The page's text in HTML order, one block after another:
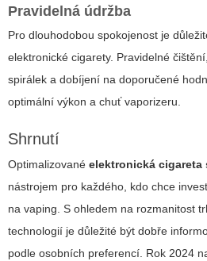
Pravidelná údržba
Pro dlouhodobou spokojenost je
elektronické cigarety. Pravidelné
spirálek a dobíjení na doporučené
optimální výkon a chuť vaporizeru.
Shrnutí
Optimalizované elektronická cigareta
nástrojem pro každého, kdo chce
na vaping. S ohledem na rozmanitost
technologií je důležité být dobře
podle osobních preferencí. Rok 2024